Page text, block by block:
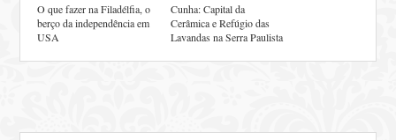
O que fazer na Filadélfia, o
berço da independência em
USA
Cunha: Capital da
Cerâmica e Refúgio das
Lavandas na Serra Paulista